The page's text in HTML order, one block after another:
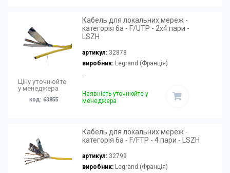
Ціну уточнюйте
у менеджера
код: 63855
Кабель для локальних мереж -
категорія 6а - F/UTP - 2x4 пари -
LSZH
артикул: 32878
виробник:Legrand (Франція)
..
Наявність уточнюйте у
менеджера
Кабель для локальних мереж -
категорія 6а - F/FTP - 4 пари - LSZH
артикул: 32799
виробник:Legrand (Франція)